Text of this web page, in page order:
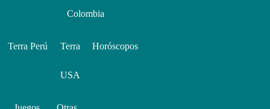
Colombia
Terra Perú Terra
USA
Horóscopos